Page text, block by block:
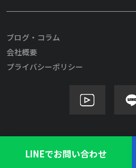
LINEでお問い合わせ
ブログ・コラム
会社概要
プライバシーポリシー